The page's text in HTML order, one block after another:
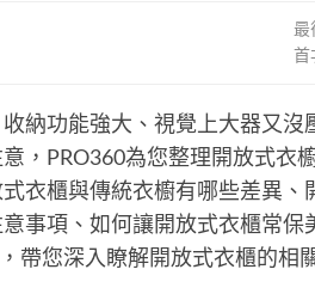
納功能強大、視覺上大器又沒
，PRO360為您整理開放式衣
衣櫃與傳統衣櫥有哪些差異、
事項、如何讓開放式衣櫃常保
帶您深入瞭解開放式衣櫃的相
最
首